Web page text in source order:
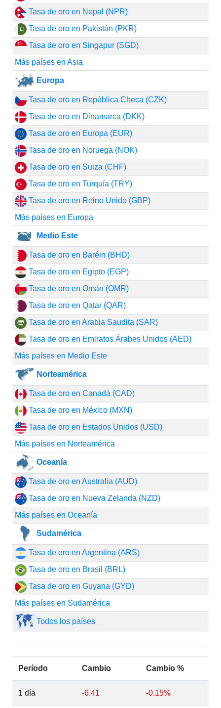
Tasa de oro en Nepal (NPR)
Tasa de oro en Pakistán (PKR)
Tasa de oro en Singapur (SGD)
Más países en Asia
Europa
Tasa de oro en República Checa (CZK)
Tasa de oro en Dinamarca (DKK)
Tasa de oro en Europa (EUR)
Tasa de oro en Noruega (NOK)
Tasa de oro en Suiza (CHF)
Tasa de oro en Turquía (TRY)
Tasa de oro en Reino Unido (GBP)
Más países en Europa
Medio Este
Tasa de oro en Baréin (BHD)
Tasa de oro en Egipto (EGP)
Tasa de oro en Omán (OMR)
Tasa de oro en Qatar (QAR)
Tasa de oro en Arabia Saudita (SAR)
Tasa de oro en Emiratos Árabes Unidos (AED)
Más países en Medio Este
Norteamérica
Tasa de oro en Canadá (CAD)
Tasa de oro en México (MXN)
Tasa de oro en Estados Unidos (USD)
Más países en Norteamérica
Oceanía
Tasa de oro en Australia (AUD)
Tasa de oro en Nueva Zelanda (NZD)
Más países en Oceanía
Sudamérica
Tasa de oro en Argentina (ARS)
Tasa de oro en Brasil (BRL)
Tasa de oro en Guyana (GYD)
Más países en Sudamérica
Todos los países
Período Cambio Cambio %
1 día -6.41 -0.15%